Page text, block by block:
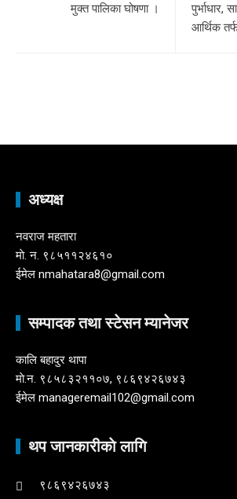
मुक्त पालिका घोषणा ।
पुर्भाधार,
आर्थिक
अध्यक्ष
नवराज महतारा
माे. न. ९८५११२४६१०
ईमेल nmahatara8@gmail.com
सम्पादक तथा स्टेसन म्यानेजर
कालि बहादुर थापा
माे.न. ९८५८३२११०७, ९८६९४२६७४३
ईमेल manageremail102@gmail.com
थप जानकारीकाे लागि
९८६९४२६७४३